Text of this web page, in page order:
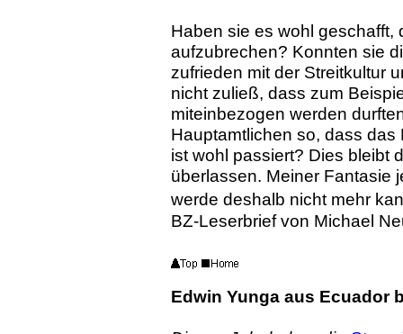
Haben sie es wohl
aufzubrechen? Konnten sie
zufrieden mit der Streitkultur
nicht zuließ, dass zum
miteinbezogen werden
Hauptamtlichen so, dass
ist wohl passiert? Dies bleibt
überlassen. Meiner Fantasie
werde deshalb nicht mehr
BZ-Leserbrief von Michael
Edwin Yunga aus Ecuador